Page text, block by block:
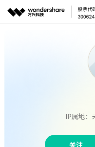
IP属地：
关注